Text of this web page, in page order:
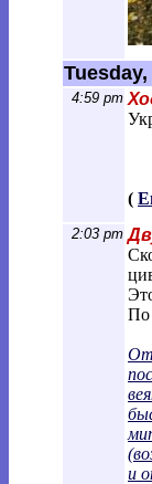
4:59 pm
(
2:03 pm
По
и